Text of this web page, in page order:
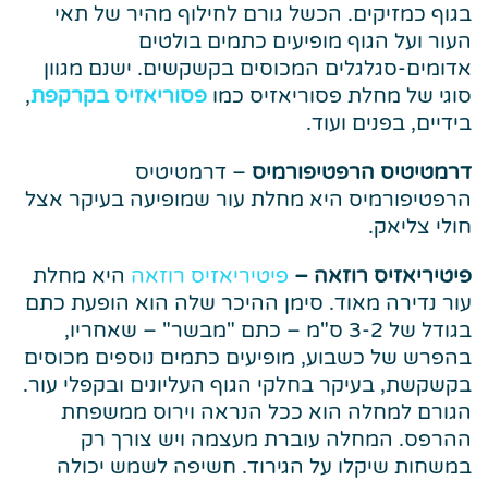
בגוף כמזיקים. הכשל גורם לחילוף מהיר של תאי
העור ועל הגוף מופיעים כתמים בולטים
אדומים-סגלגלים המכוסים בקשקשים. ישנם מגוון
סוגי של מחלת פסוריאזיס כמו פסוריאזיס בקרקפת,
בידיים, בפנים ועוד.
דרמטיטיס הרפטיפורמיס – דרמטיטיס
הרפטיפורמיס היא מחלת עור שמופיעה בעיקר אצל
חולי צליאק.
פיטיריאזיס רוזאה – פיטיריאזיס רוזאה היא מחלת
עור נדירה מאוד. סימן ההיכר שלה הוא הופעת כתם
בגודל של 3-2 ס"מ – כתם "מבשר" – שאחריו,
בהפרש של כשבוע, מופיעים כתמים נוספים מכוסים
בקשקשת, בעיקר בחלקי הגוף העליונים ובקפלי עור.
הגורם למחלה הוא ככל הנראה וירוס ממשפחת
ההרפס. המחלה עוברת מעצמה ויש צורך רק
במשחות שיקלו על הגירוד. חשיפה לשמש יכולה